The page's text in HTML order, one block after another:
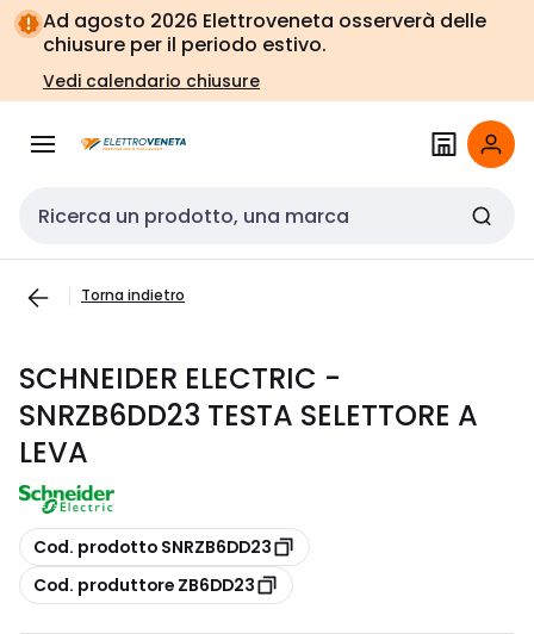
Vai alla
navigazione
Vai
alla
pagina
Ad agosto 2026 Elettroveneta osserverà delle
chiusure per il periodo estivo.
Vedi calendario chiusure
Cerca input
Torna indietro
SCHNEIDER ELECTRIC -
SNRZB6DD23 TESTA SELETTORE A
LEVA
copia
Cod. prodotto SNRZB6DD23
copia
Cod. produttore ZB6DD23